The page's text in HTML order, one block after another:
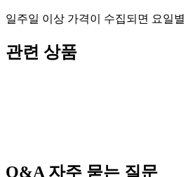
일주일 이상 가격이 수집되면 요일
관련 상품
Q&A자주 묻는 질문